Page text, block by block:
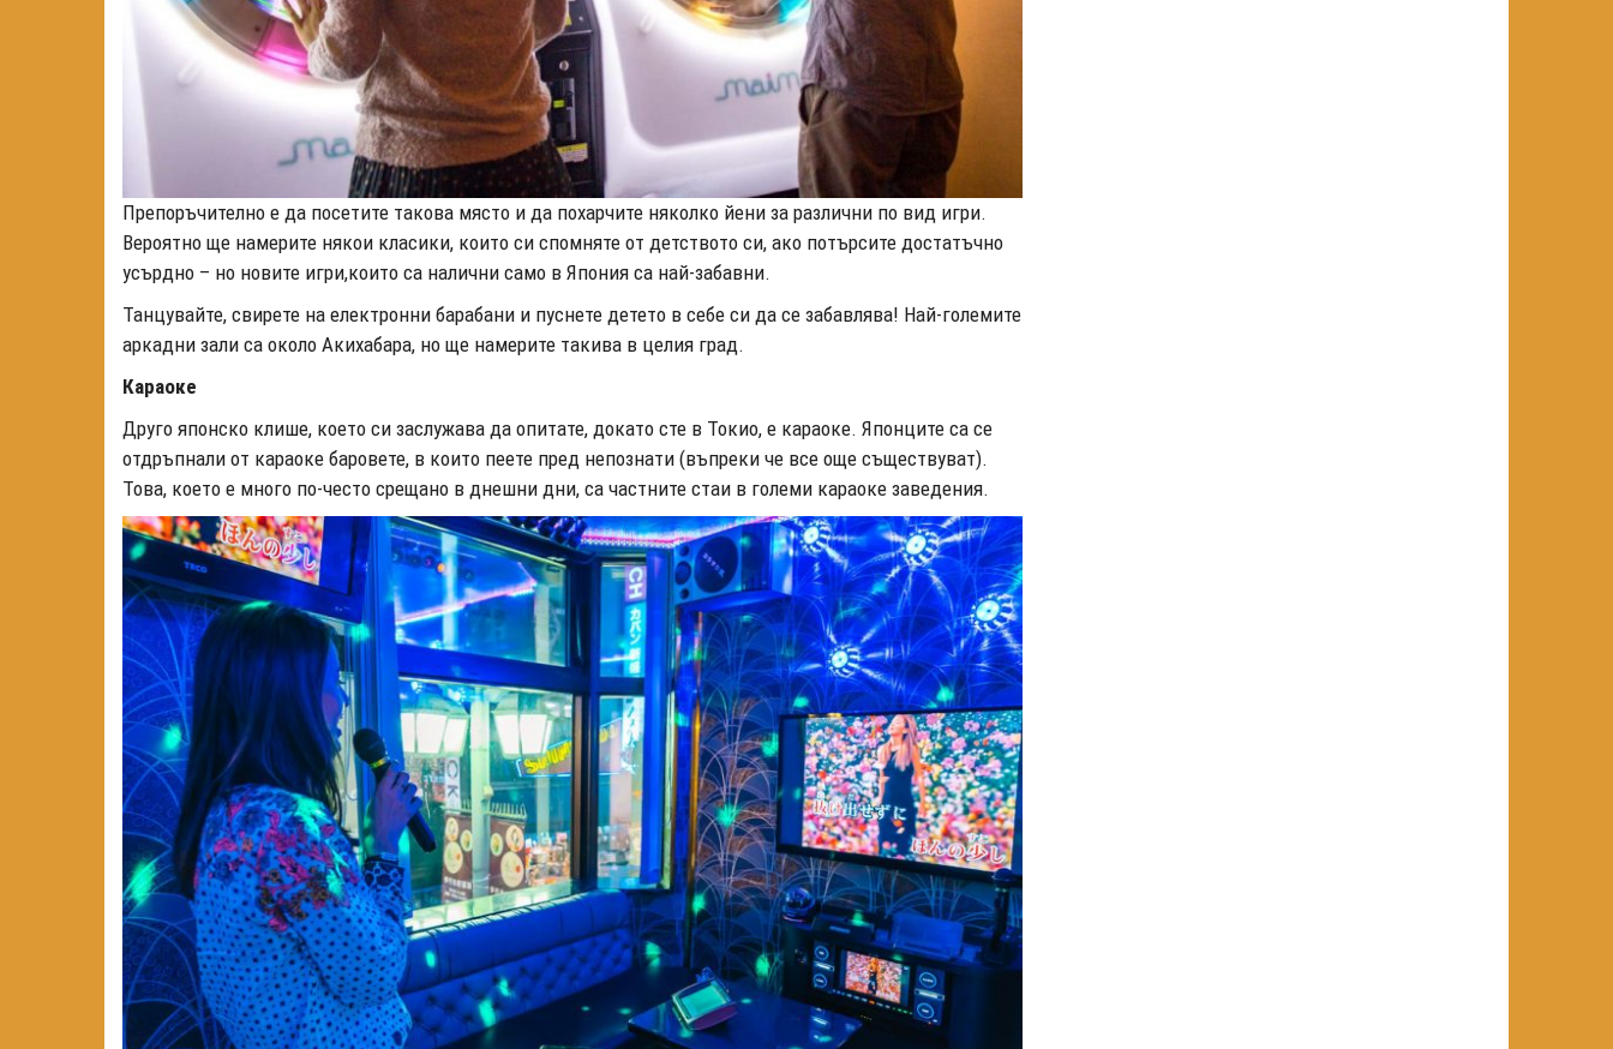
Препоръчително е да посетите такова място и да похарчите няколко йени за различни по вид игри.
Вероятно ще намерите някои класики, които си спомняте от детството си, ако потърсите достатъчно
усърдно – но новите игри,които са налични само в Япония са най-забавни.
Танцувайте, свирете на електронни барабани и пуснете детето в себе си да се забавлява! Най-големите
аркадни зали са около Акихабара, но ще намерите такива в целия град.
Караоке
Друго японско клише, което си заслужава да опитате, докато сте в Токио, е караоке. Японците са се
отдръпнали от караоке баровете, в които пеете пред непознати (въпреки че все още съществуват).
Това, което е много по-често срещано в днешни дни, са частните стаи в големи караоке заведения.